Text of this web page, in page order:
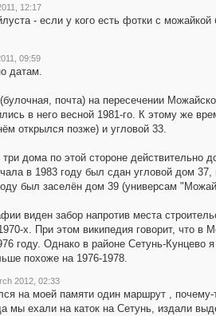
12:17
- если у кого есть фотки с
09:59
датам.
почта) на пересечении
в него весной 1981-го. К этому же
открылся позже) и угловой 33.
дома по этой стороне действительно
в 1983 году был сдан угловой дом
был заселён дом 39 (универсам
виден забор напротив места
х. При этом википедия говорит, что
году. Однако в районе Сетунь-
похоже на 1976-1978.
2012, 02:33
на моей памяти один маршрут ,
мы ехали на каток на Сетунь, издали